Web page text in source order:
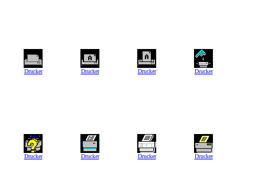
Drucker Drucker Drucker Drucker
Drucker Drucker Drucker Drucker